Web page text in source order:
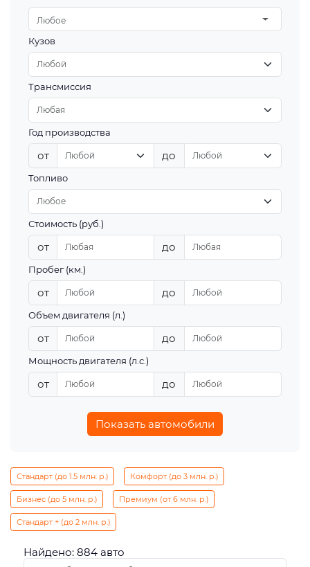
Любое
Кузов
Трансмиссия
Год производства
от до
Топливо
Стоимость (руб.)
от до
Пробег (км.)
от до
Объем двигателя (л.)
от до
Мощность двигателя (л.с.)
от до
Показать автомобили
Стандарт (до 1.5 млн. р.) Комфорт (до 3 млн. р.)
Бизнес (до 5 млн. р.) Премиум (от 6 млн. р.)
Стандарт + (до 2 млн. р.)
Найдено: 884 авто